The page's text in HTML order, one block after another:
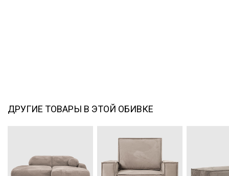
ДРУГИЕ ТОВАРЫ В ЭТОЙ ОБИВКЕ